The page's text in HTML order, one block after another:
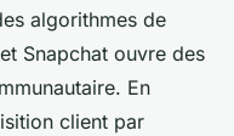
algorithmes de
Snapchat ouvre des
En
client par